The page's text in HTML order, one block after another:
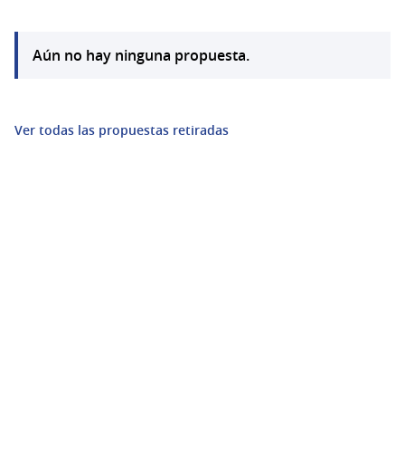
Aún no hay ninguna propuesta.
Ver todas las propuestas retiradas